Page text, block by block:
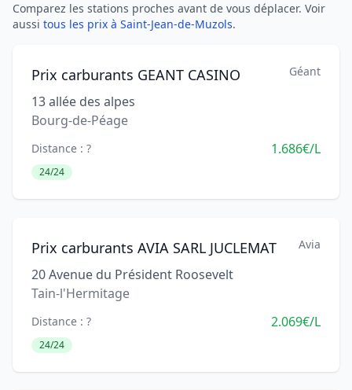
Comparez les stations proches avant de vous déplacer. Voir
aussi tous les prix à Saint-Jean-de-Muzols.
Prix carburants GEANT CASINO Géant
13 allée des alpes
Bourg-de-Péage
Distance : ? 1.686€/L
24/24
Prix carburants AVIA SARL JUCLEMAT Avia
20 Avenue du Président Roosevelt
Tain-l'Hermitage
Distance : ? 2.069€/L
24/24